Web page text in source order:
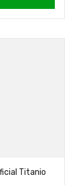
Titanio